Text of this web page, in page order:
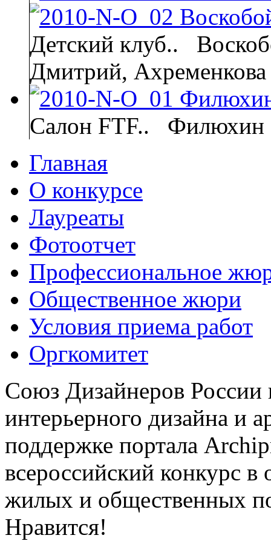
Детский клуб..
Дмитрий,
Салон FTF..
Филюхин
Главная
О конкурсе
Лауреаты
Фотоотчет
Профессиональное
Общественное жюри
Условия приема работ
Оргкомитет
Союз Дизайнеров России
интерьерного дизайна и
поддержке портала
всероссийский конкурс в
жилых и общественных
Нравится!